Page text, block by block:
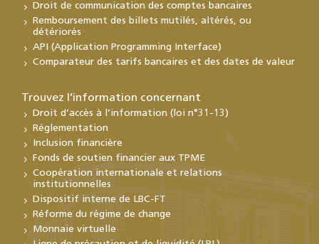
Droit de communication des comptes bancaires
Remboursement des billets mutilés, altérés, ou
détériorés
API (Application Programming Interface)
Comparateur des tarifs bancaires et des dates de valeur
Trouvez l’information concernant
Droit d’accès à l’information (loi n°31-13)
Réglementation
Inclusion financière
Fonds de soutien financier aux TPME
Coopération internationale et relations
institutionnelles
Dispositif interne de LBC-FT
Réforme du régime de change
Monnaie virtuelle